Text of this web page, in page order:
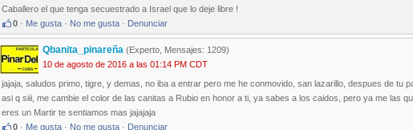
Caballero el que tenga secuestrado a Israel que lo deje libre !
0 · Me gusta · No me gusta · Denunciar
Qbanita_pinareña (Experto, Mensajes: 1209)
10 de agosto de 2016 a las 01:14 PM CDT
jajaja, saludos primo, tigre, y demas, no iba a entrar pero me he conmovido, san lazarillo, despues de tu
asi q siii, me cambie el color de las canitas a Rubio en honor a ti, ya sabes a los caidos, pero ya me las
eres un Martir te sentiamos mas jajajaja
0 · Me gusta · No me gusta · Denunciar